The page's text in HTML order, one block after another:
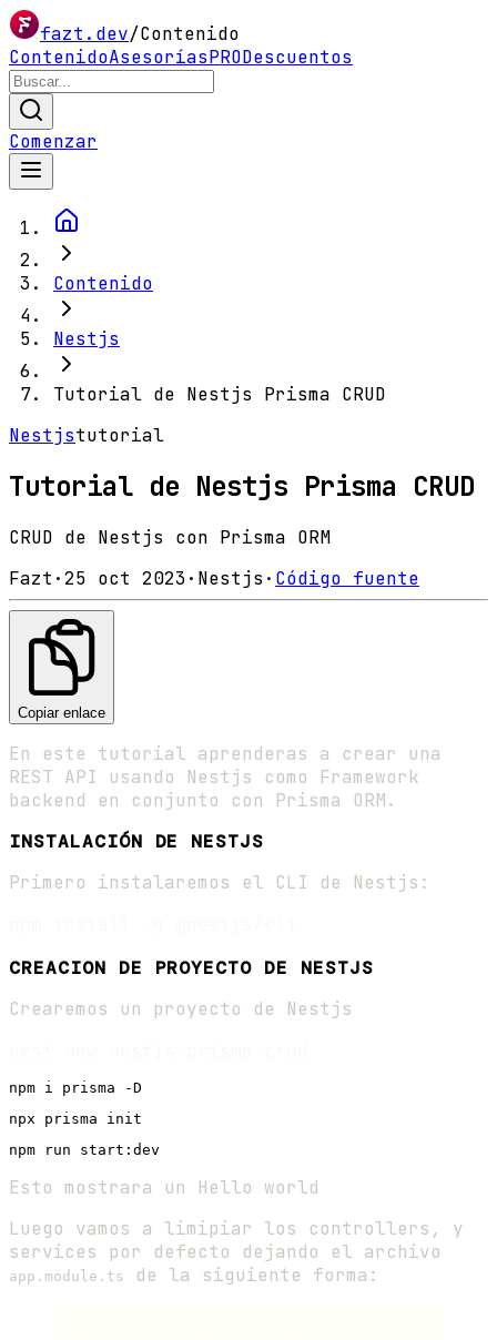
fazt.dev/Contenido
ContenidoAsesoríasPRODescuentos
Comenzar
Contenido
Nestjs
Tutorial de Nestjs Prisma CRUD
Nestjstutorial
Tutorial de Nestjs Prisma CRUD
CRUD de Nestjs con Prisma ORM
Fazt ·25 oct 2023· Nestjs · Código fuente
Copiar enlace
En este tutorial aprenderas a crear una
REST API usando Nestjs como Framework
backend en conjunto con Prisma ORM.
INSTALACIÓN DE NESTJS
Primero instalaremos el CLI de Nestjs:
CREACION DE PROYECTO DE NESTJS
Crearemos un proyecto de Nestjs
Esto mostrara un Hello world
Luego vamos a limipiar los controllers, y
services por defecto dejando el archivo
app.module.ts de la siguiente forma: